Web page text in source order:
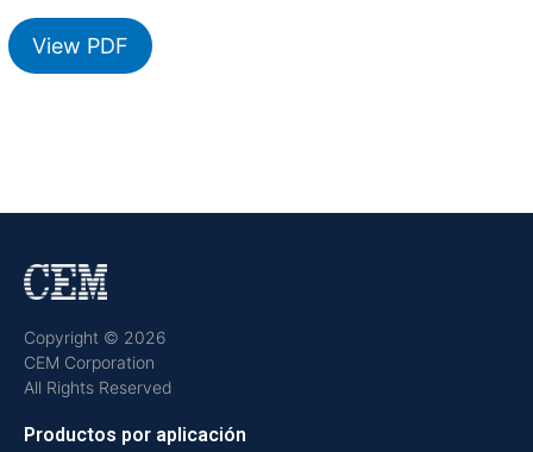
View PDF
Copyright © 2026
CEM Corporation
All Rights Reserved
Productos por aplicación